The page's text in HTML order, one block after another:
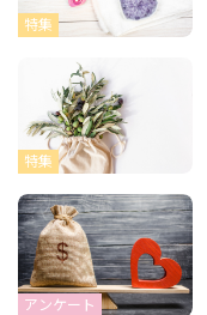
特集
特集
アンケート